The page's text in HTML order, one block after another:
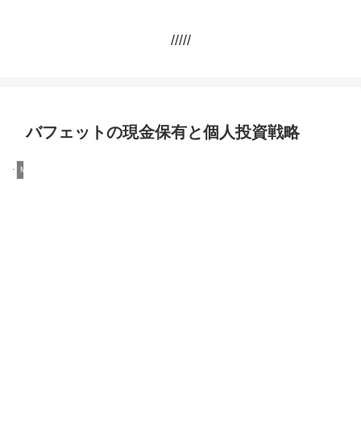
/////
バフェットの現金保有と個人投資戦略
Money